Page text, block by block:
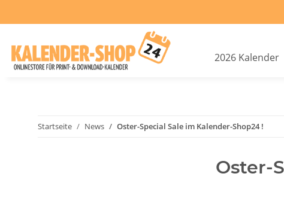
2026 Kalender
Startseite News Oster-Special Sale im Kalender-Shop24 !
Oster-